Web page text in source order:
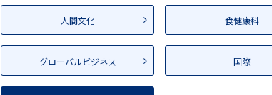
人間文化 食健康科
グローバルビジネス 国際